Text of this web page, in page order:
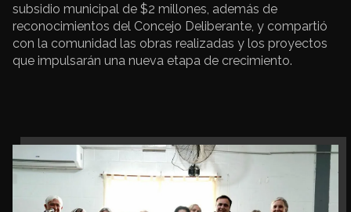
subsidio municipal de $2 millones, además de
reconocimientos del Concejo Deliberante, y compartió
con la comunidad las obras realizadas y los proyectos
que impulsarán una nueva etapa de crecimiento.